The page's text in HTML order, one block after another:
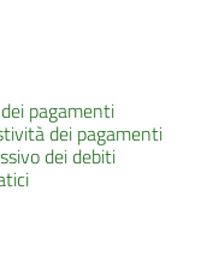
pagamenti
dei pagamenti
dei debiti